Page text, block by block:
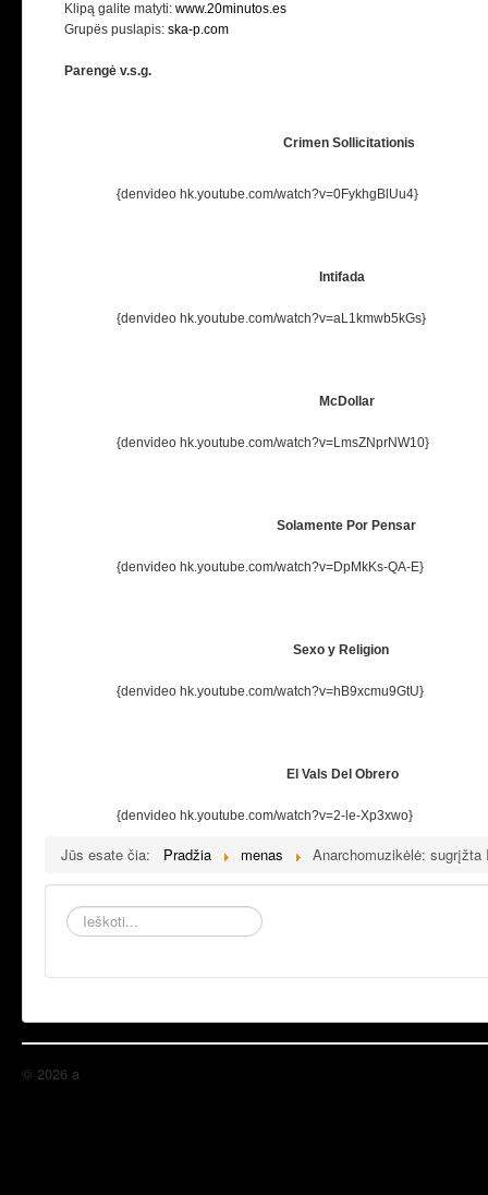
Klipą galite matyti: www.20minutos.es
Grupës puslapis: ska-p.com
Parengė v.s.g.
Crimen Sollicitationis
{denvideo hk.youtube.com/watch?v=0FykhgBlUu4}
Intifada
{denvideo hk.youtube.com/watch?v=aL1kmwb5kGs}
McDollar
{denvideo hk.youtube.com/watch?v=LmsZNprNW10}
Solamente Por Pensar
{denvideo hk.youtube.com/watch?v=DpMkKs-QA-E}
Sexo y Religion
{denvideo hk.youtube.com/watch?v=hB9xcmu9GtU}
El Vals Del Obrero
{denvideo hk.youtube.com/watch?v=2-le-Xp3xwo}
Jūs esate čia: Pradžia menas Anarchomuzikėlė:
Ieškoti...
© 2026 a